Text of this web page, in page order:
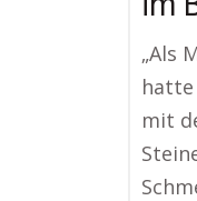
„Als
mit